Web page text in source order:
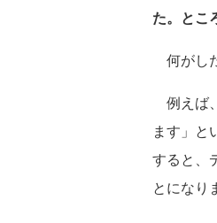
た。とこ
何がし
例えば
ます」と
すると、
とになり